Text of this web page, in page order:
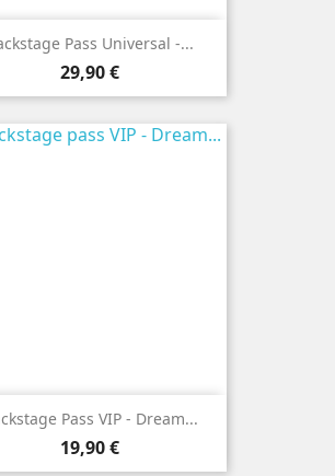
Pass Universal -...
Prix
29,90 €
Pass VIP - Dream...
Prix
19,90 €